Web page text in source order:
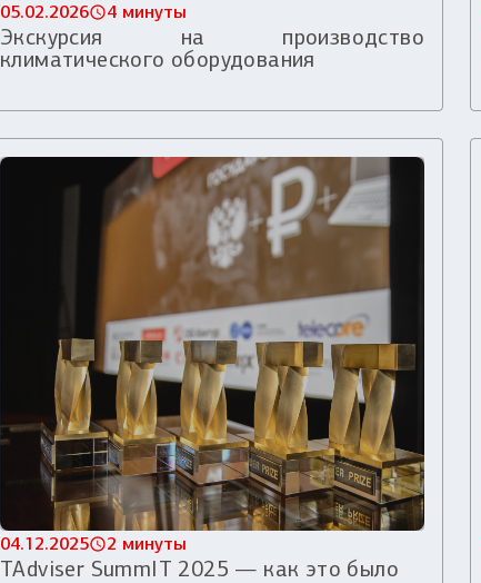
05.02.2026 4 минуты
Экскурсия на производство
климатического оборудования
04.12.2025 2 минуты
TAdviser SummIT 2025 — как это было